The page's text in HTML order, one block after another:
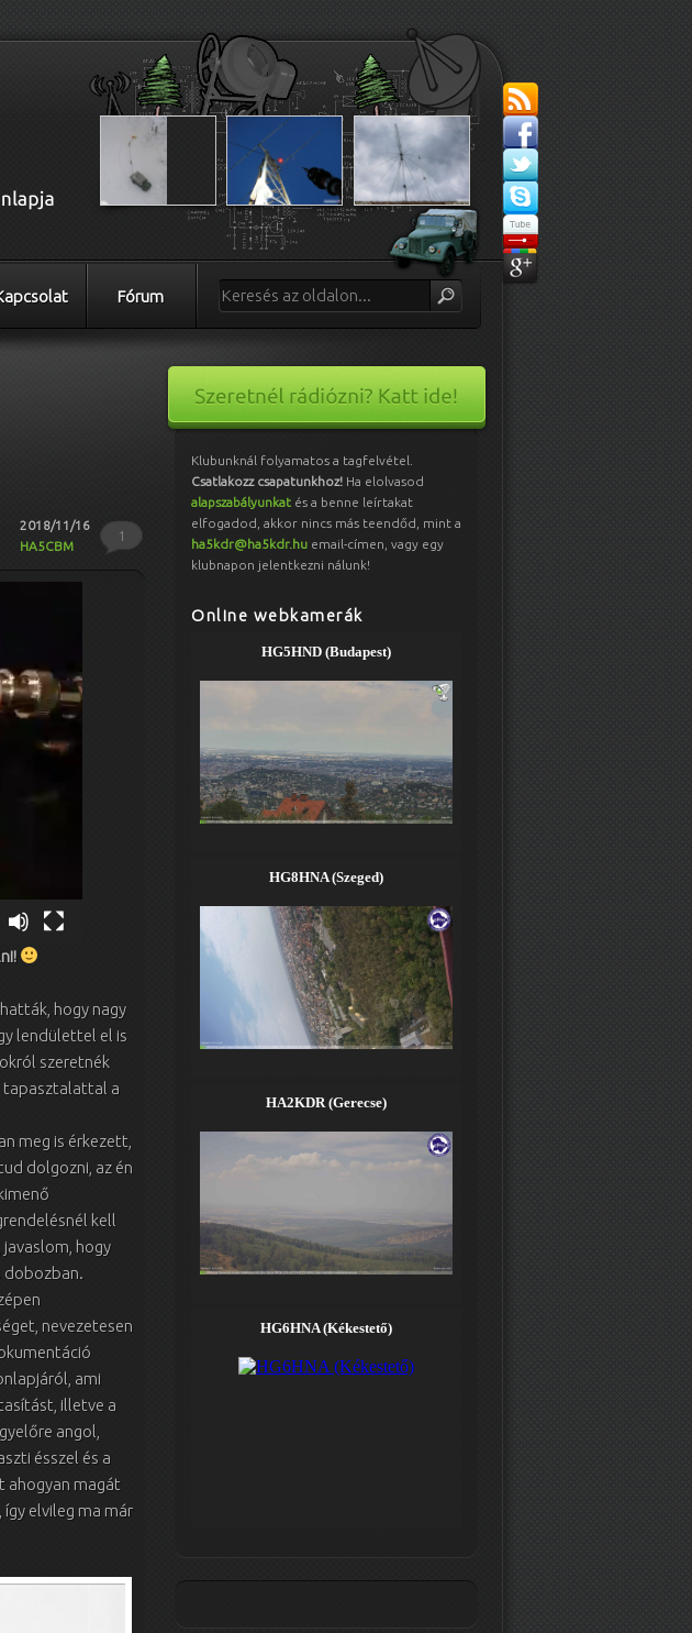
Fórum
2018/11/16
HA5CBM
1
hogy nagy
lendülettel el is
szeretnék
tapasztalattal a
meg is érkezett,
dolgozni, az én
kell
hogy
dobozban.
nevezetesen
ami
illetve a
angol,
ésszel és a
ahogyan magát
elvileg ma már
Klubunknál folyamatos a tagfelvétel.
Csatlakozz csapatunkhoz! Ha elolvasod
alapszabályunkat és a benne leírtakat
elfogadod, akkor nincs más teendőd, mint a
ha5kdr@ha5kdr.hu email-címen, vagy egy
klubnapon jelentkezni nálunk!
Online webkamerák